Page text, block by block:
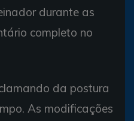
durante as
completo no
da postura
As modificações